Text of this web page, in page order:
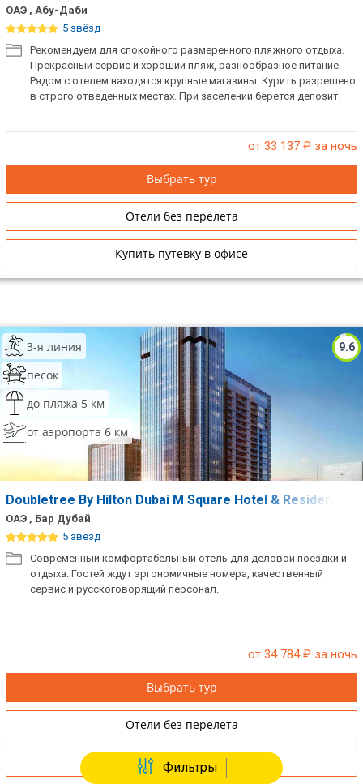
ОАЭ , Абу-Даби
5 звёзд
Рекомендуем для спокойного размеренного пляжного отдыха.
Прекрасный сервис и хороший пляж, разнообразное питание.
Рядом с отелем находятся крупные магазины. Курить разрешено
в строго отведенных местах. При заселении берется депозит.
от 33 137 ₽ за ночь
Выбрать тур
Отели без перелета
Купить путевку в офисе
9.6
3-я линия
песок
до пляжа 5 км
от аэропорта 6 км
Doubletree By Hilton Dubai M Square Hotel & Residences
ОАЭ , Бар Дубай
5 звёзд
Современный комфортабельный отель для деловой поездки и
отдыха. Гостей ждут эргономичные номера, качественный
сервис и русскоговорящий персонал.
от 34 784₽ за ночь
Выбрать тур
Отели без перелета
Купить путевку в офисе
Фильтры